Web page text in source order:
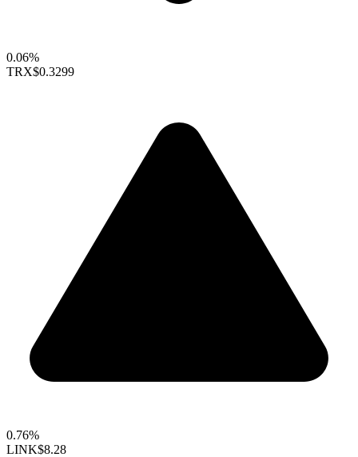
0.06%
TRX$0.3299
0.76%
LINK$8.28